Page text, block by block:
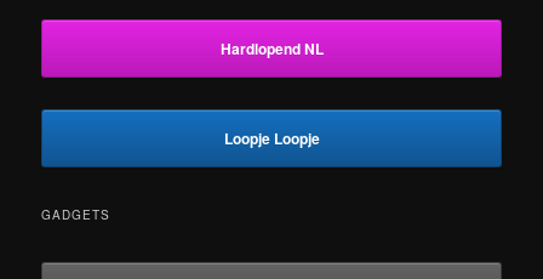
Hardlopend NL
Loopje Loopje
GADGETS